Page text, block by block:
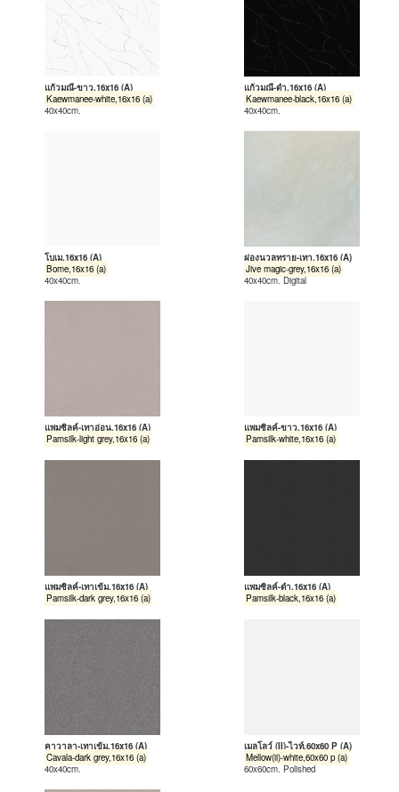
แก้วมณี-ขาว,16x16 (A)
Kaewmanee-white,16x16 (a)
40x40cm.
แก้วมณี-ดำ,16x16 (A)
Kaewmanee-black,16x16 (a)
40x40cm.
โบเม,16x16 (A)
Bome,16x16 (a)
40x40cm.
ผ่องนวลทราย-เทา,16x16 (A)
Jive magic-grey,16x16 (a)
40x40cm. Digital
แพมซิลค์-เทาอ่อน,16x16 (A)
Pamsilk-light grey,16x16 (a)
แพมซิลค์-ขาว,16x16 (A)
Pamsilk-white,16x16 (a)
แพมซิลค์-เทาเข้ม,16x16 (A)
Pamsilk-dark grey,16x16 (a)
แพมซิลค์-ดำ,16x16 (A)
Pamsilk-black,16x16 (a)
คาวาลา-เทาเข้ม,16x16 (A)
Cavala-dark grey,16x16 (a)
40x40cm.
เมลโลว์ (II)-ไวท์,60x60 P (A)
Mellow(ii)-white,60x60 p (a)
60x60cm. Polished